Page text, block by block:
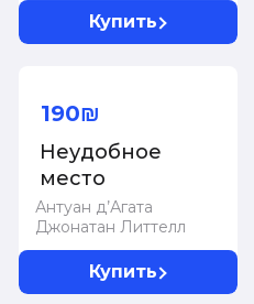
Купить
Антуан д’Агата
Джонатан Литтелл
Неудобное
место
190₪
Купить